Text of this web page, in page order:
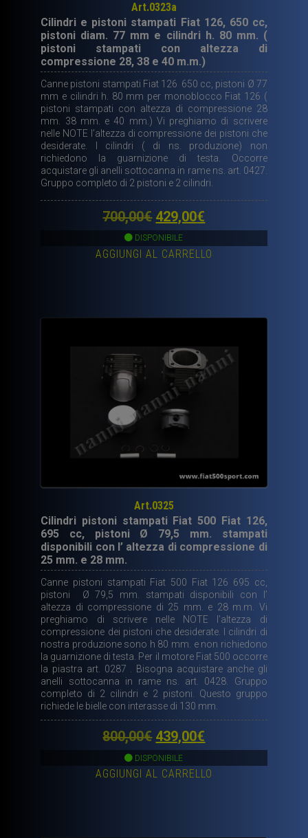
Art.0323a
Cilindri e pistoni stampati Fiat 126, 650 cc,
pistoni diam. 77 mm e cilindri h. 80 mm. (
pistoni stampati con altezza di
compressione 28, 38 e 40 m.m.)
Canne pistoni stampati Fiat 126 650 cc, pistoni Ø 77
mm e cilindri h. 80 mm per monoblocco Fiat 126 (
pistoni stampati con altezza di compressione 28
mm. 38 mm. e 40 mm.) Vi preghiamo di scrivere
nelle NOTE l’altezza di compressione dei pistoni che
desiderate. I cilindri ( di ns. produzione) non
richiedono la guarnizione di testa. Occorre
acquistare gli anelli sottocanna in rame ns. art. 0427.
Gruppo completo di 2 pistoni e 2 cilindri.
700,00€ Il
prezzo
originale
429,00€
attuale
DISPONIBILE
AGGIUNGI AL CARRELLO
Art.0325
Cilindri pistoni stampati Fiat 500 Fiat 126,
695 cc, pistoni Ø 79,5 mm. stampati
disponibili con l’ altezza di compressione di
25 mm. e 28 mm.
Canne pistoni stampati Fiat 500 Fiat 126 695 cc,
pistoni Ø 79,5 mm. stampati disponibili con l’
altezza di compressione di 25 mm. e 28 m.m. Vi
preghiamo di scrivere nelle NOTE l’altezza di
compressione dei pistoni che desiderate. I cilindri di
nostra produzione sono h 80 mm. e non richiedono
la guarnizione di testa. Per il motore Fiat 500 occorre
la piastra art. 0287 . Bisogna acquistare anche gli
anelli sottocanna in rame ns. art. 0428. Gruppo
completo di 2 cilindri e 2 pistoni. Questo gruppo
richiede le bielle con interasse di 130 mm.
800,00€ Il
prezzo
originale
439,00€
attuale
DISPONIBILE
AGGIUNGI AL CARRELLO